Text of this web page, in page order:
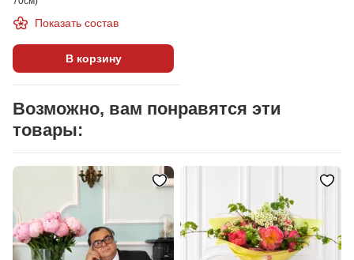
Показать состав
В корзину
Возможно, вам понравятся эти
товары: